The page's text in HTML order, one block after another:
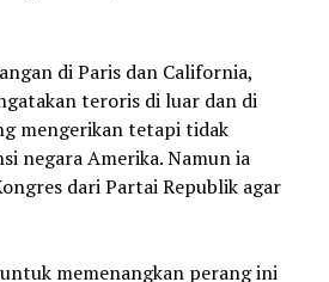
di Paris dan California,
teroris di luar dan di
mengerikan tetapi tidak
negara Amerika. Namun ia
dari Partai Republik agar
memenangkan perang ini